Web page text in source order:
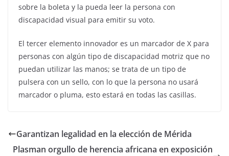
sobre la boleta y la pueda leer la persona con
discapacidad visual para emitir su voto.
El tercer elemento innovador es un marcador de X para
personas con algún tipo de discapacidad motriz que no
puedan utilizar las manos; se trata de un tipo de
pulsera con un sello, con lo que la persona no usará
marcador o pluma, esto estará en todas las casillas.
Garantizan legalidad en la elección de Mérida
Plasman orgullo de herencia africana en exposición